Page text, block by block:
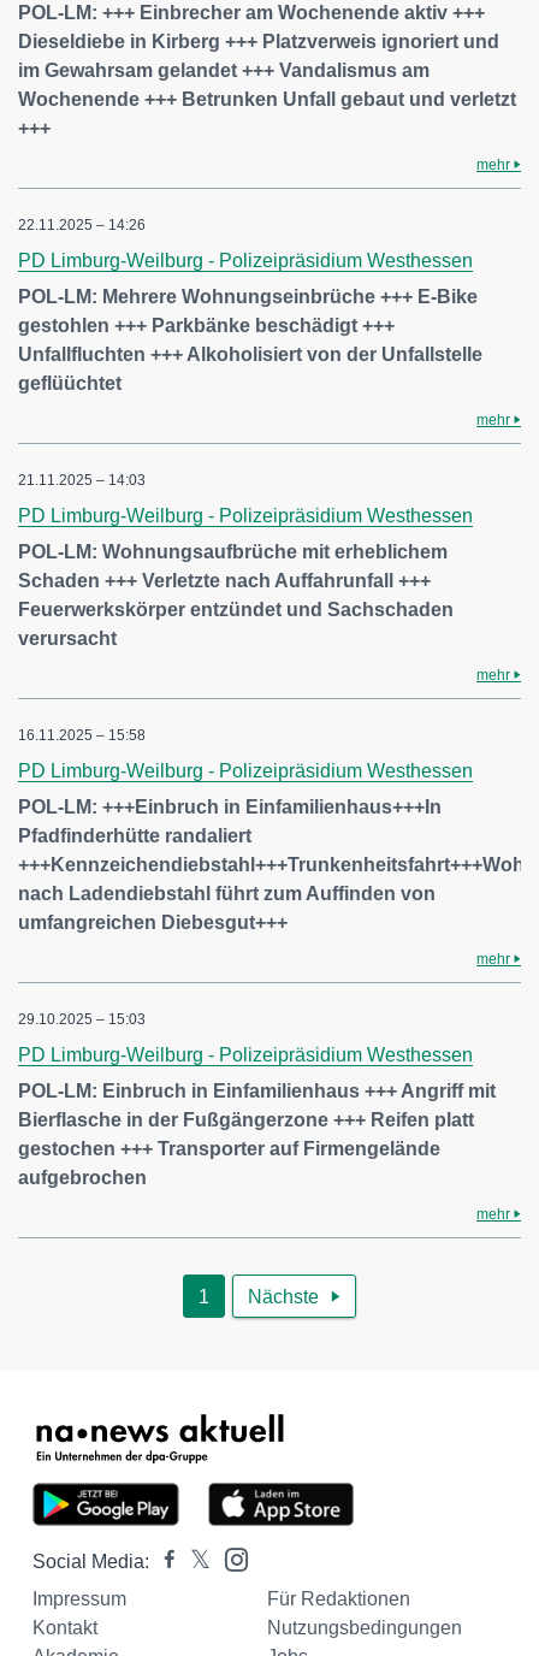
POL-LM: +++ Einbrecher am Wochenende aktiv +++
Dieseldiebe in Kirberg +++ Platzverweis ignoriert und
im Gewahrsam gelandet +++ Vandalismus am
Wochenende +++ Betrunken Unfall gebaut und verletzt
+++
mehr
22.11.2025 – 14:26
PD Limburg-Weilburg - Polizeipräsidium Westhessen
POL-LM: Mehrere Wohnungseinbrüche +++ E-Bike
gestohlen +++ Parkbänke beschädigt +++
Unfallfluchten +++ Alkoholisiert von der Unfallstelle
geflüüchtet
mehr
21.11.2025 – 14:03
PD Limburg-Weilburg - Polizeipräsidium Westhessen
POL-LM: Wohnungsaufbrüche mit erheblichem
Schaden +++ Verletzte nach Auffahrunfall +++
Feuerwerkskörper entzündet und Sachschaden
verursacht
mehr
16.11.2025 – 15:58
PD Limburg-Weilburg - Polizeipräsidium Westhessen
POL-LM: +++Einbruch in Einfamilienhaus+++In
Pfadfinderhütte randaliert
nach Ladendiebstahl führt zum Auffinden von
umfangreichen Diebesgut+++
mehr
29.10.2025 – 15:03
PD Limburg-Weilburg - Polizeipräsidium Westhessen
POL-LM: Einbruch in Einfamilienhaus +++ Angriff mit
Bierflasche in der Fußgängerzone +++ Reifen platt
gestochen +++ Transporter auf Firmengelände
aufgebrochen
mehr
1 Nächste 
Social Media:
Impressum
Für Redaktionen
Kontakt
Nutzungsbedingungen